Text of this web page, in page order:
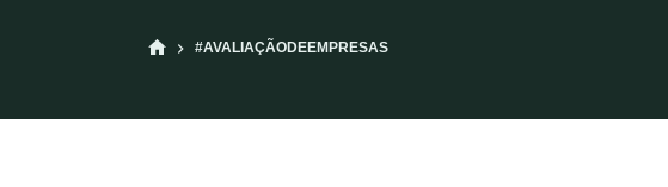
INÍCIO#AVALIAÇÃODEEMPRESAS